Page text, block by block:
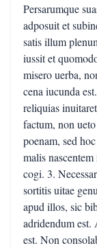
Persarumque
adposuit et
satis illum
iussit et
misero uerba,
cena iucunda
reliquias
factum, non
poenam, sed
malis
cogi. 3.
sortitis uitae
apud illos, sic
adridendum est.
est. Non